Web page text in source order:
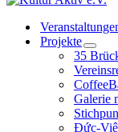
Projekte
35
Galerie
Đức-